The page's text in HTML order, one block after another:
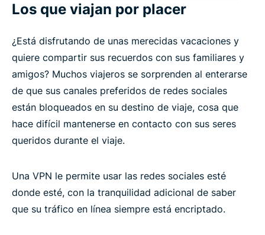
Los que viajan por placer
¿Está disfrutando de unas merecidas vacaciones y
quiere compartir sus recuerdos con sus familiares y
amigos? Muchos viajeros se sorprenden al enterarse
de que sus canales preferidos de redes sociales
están bloqueados en su destino de viaje, cosa que
hace difícil mantenerse en contacto con sus seres
queridos durante el viaje.
Una VPN le permite usar las redes sociales esté
donde esté, con la tranquilidad adicional de saber
que su tráfico en línea siempre está encriptado.